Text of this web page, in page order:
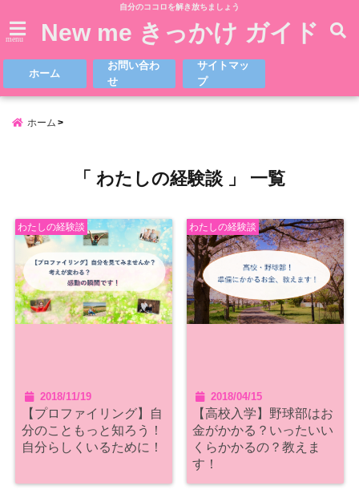
自分のココロを解き放ちましょう
menu New me きっかけ ガイド
ホーム
お問い合わ
せ
サイトマッ
プ
ホーム
「 わたしの経験談 」 一覧
わたしの経験談
2018/11/19
【プロファイリング】自
分のこともっと知ろう！
自分らしくいるために！
わたしの経験談
2018/04/15
【高校入学】野球部はお
金がかかる？いったいい
くらかかるの？教えま
す！